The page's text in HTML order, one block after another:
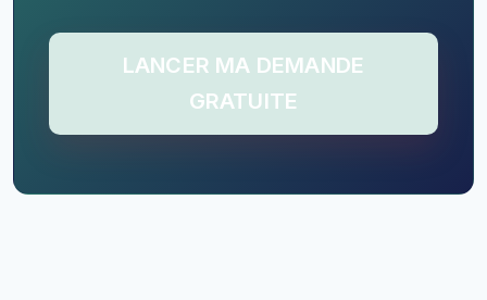
LANCER MA DEMANDE
GRATUITE